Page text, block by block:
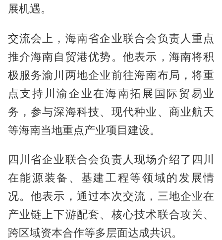
展机遇。
交流会上，海南省企业联合会负责人重点
推介海南自贸港优势。他表示，海南将积
极服务渝川两地企业前往海南布局，将重
点支持川渝企业在海南拓展国际贸易业
务，参与深海科技、现代种业、商业航天
等海南当地重点产业项目建设。
四川省企业联合会负责人现场介绍了四川
在能源装备、基建工程等领域的发展情
况。他表示，通过本次交流，三地企业在
产业链上下游配套、核心技术联合攻关、
跨区域资本合作等多层面达成共识。